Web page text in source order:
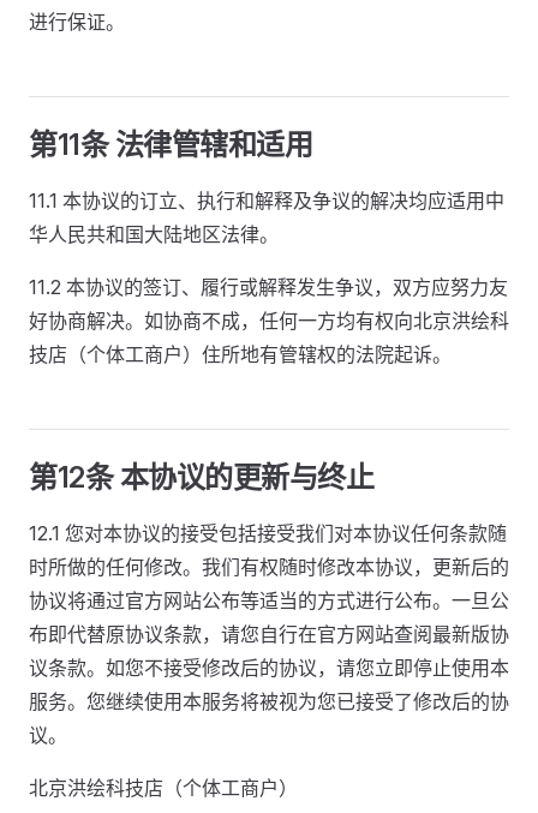
进行保证。
第11条 法律管辖和适用
11.1 本协议的订立、执行和解释及争议的解决均应适用中
华人民共和国大陆地区法律。
11.2 本协议的签订、履行或解释发生争议，双方应努力友
好协商解决。如协商不成，任何一方均有权向北京洪绘科
技店（个体工商户）住所地有管辖权的法院起诉。
第12条 本协议的更新与终止
12.1 您对本协议的接受包括接受我们对本协议任何条款随
时所做的任何修改。我们有权随时修改本协议，更新后的
协议将通过官方网站公布等适当的方式进行公布。一旦公
布即代替原协议条款，请您自行在官方网站查阅最新版协
议条款。如您不接受修改后的协议，请您立即停止使用本
服务。您继续使用本服务将被视为您已接受了修改后的协
议。
北京洪绘科技店（个体工商户）